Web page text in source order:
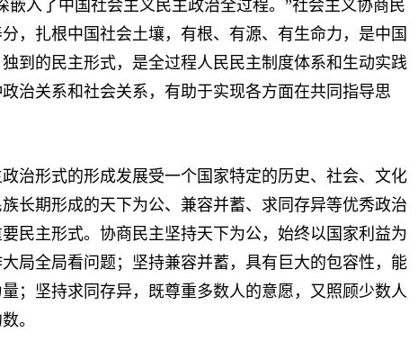
入了中国社会主义民主政治全过程。”社会主义协商民
，扎根中国社会土壤，有根、有源、有生命力，是中国
到的民主形式，是全过程人民民主制度体系和生动实践
治关系和社会关系，有助于实现各方面在共同指导思
形式的形成发展受一个国家特定的历史、社会、文化
长期形成的天下为公、兼容并蓄、求同存异等优秀政治
民主形式。协商民主坚持天下为公，始终以国家利益为
局全局看问题；坚持兼容并蓄，具有巨大的包容性，能
；坚持求同存异，既尊重多数人的意愿，又照顾少数人
。